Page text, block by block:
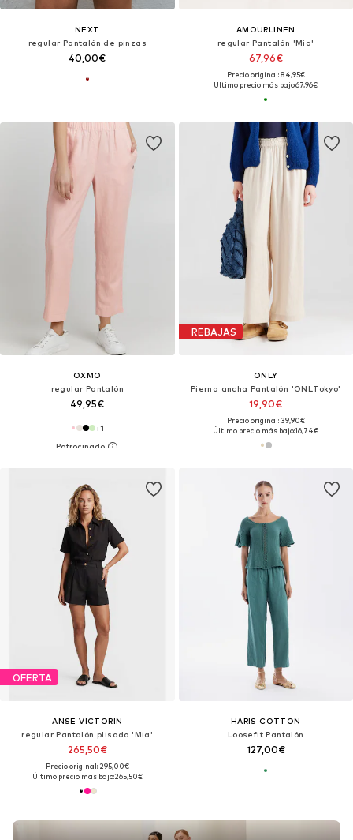
NEXT
regular Pantalón de pinzas
40,00€
AMOURLINEN
regular Pantalón 'Mia'
67,96€
Precio original: 84,95€
Último precio más bajo:67,96€
OXMO
regular Pantalón
49,95€
+1
REBAJAS
ONLY
Pierna ancha Pantalón 'ONLTokyo'
19,90€
Precio original: 39,90€
Último precio más bajo:16,74€
OFERTA
ANSE VICTORIN
regular Pantalón plisado 'Mia'
265,50€
Precio original: 295,00€
Último precio más bajo:265,50€
HARIS COTTON
Loosefit Pantalón
127,00€